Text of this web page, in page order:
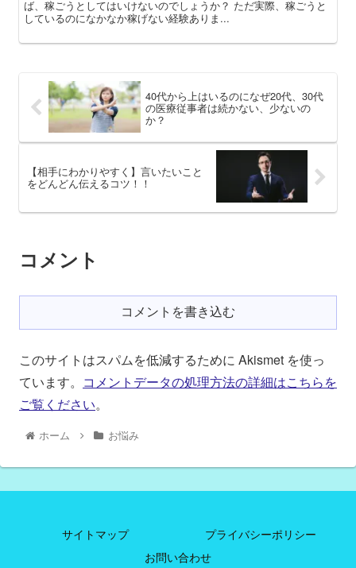
ば、稼ごうとしてはいけないのでしょうか？ ただ実際、稼ごうと
しているのになかなか稼げない経験ありま...
40代から上はいるのになぜ20代、30代
の医療従事者は続かない、少ないの
か？
【相手にわかりやすく】言いたいこと
をどんどん伝えるコツ！！
コメント
コメントを書き込む
このサイトはスパムを低減するために Akismet を使っ
ています。 コメントデータの処理方法の詳細はこちらを
ご覧ください。
ホーム お悩み
サイトマップ
プライバシーポリシー
お問い合わせ